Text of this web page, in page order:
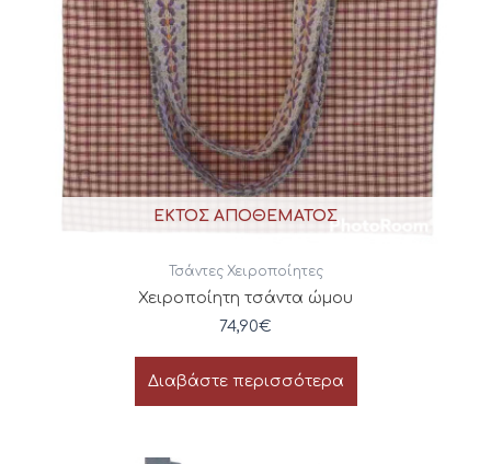
ΕΚΤΌΣ ΑΠΟΘΈΜΑΤΟΣ
Τσάντες Χειροποίητες
Χειροποίητη τσάντα ώμου
74,90€
Διαβάστε περισσότερα